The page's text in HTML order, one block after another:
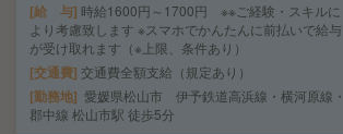
給 与 時給1600円～1700円 ※※ご経験・スキルに
より考慮致します ※スマホでかんたんに前払いで給与
が受け取れます（※上限、条件あり）
交通費 交通費全額支給（規定あり）
勤務地 愛媛県松山市 伊予鉄道高浜線・横河原線・
郡中線 松山市駅 徒歩5分